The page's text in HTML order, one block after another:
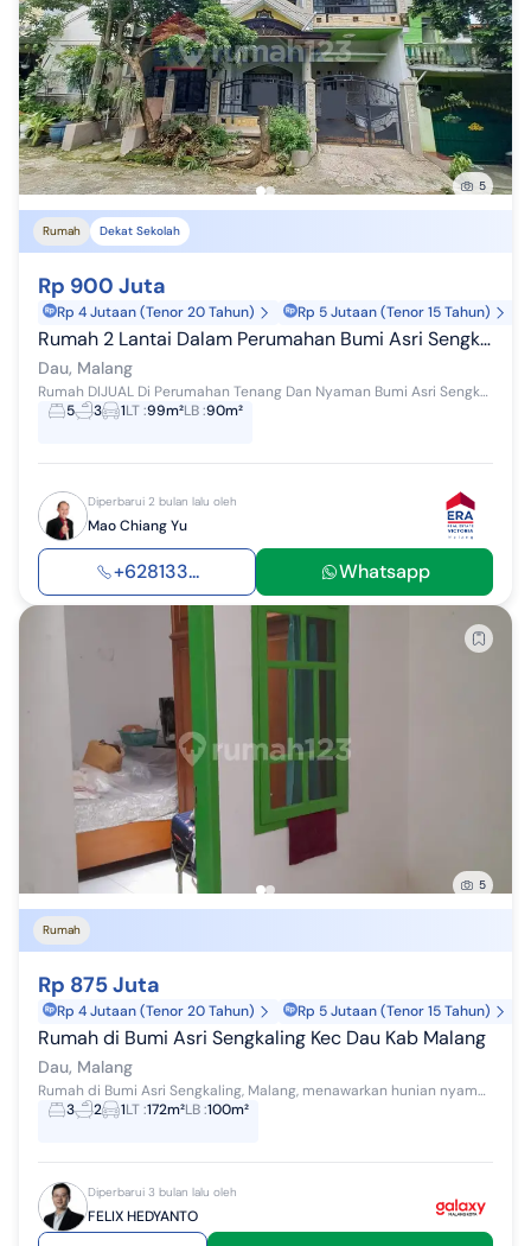
5
Rumah Dekat Sekolah
Rp 900 Juta
Rp 4 Jutaan (Tenor 20 Tahun) Rp 5 Jutaan (Tenor 15 Tahun)
Rumah 2 Lantai Dalam Perumahan Bumi Asri Sengkaling, Dekat Kampus Umm, Cocok Untuk Kost-kostan.
Dau, Malang
Rumah DIJUAL Di Perumahan Tenang Dan Nyaman Bumi Asri Sengkaling. Lokasi Dekat Jatim Park 3 Dan UMM Kampus 3 Tegal Gondo. Cocok Untuk Rumah Kos Kos...
5
3 1LT:99m²LB:90m²
Diperbarui 2 bulan lalu oleh
Mao Chiang Yu
+628133... Whatsapp
5
Rumah
Rp 875 Juta
Rp 4 Jutaan (Tenor 20 Tahun) Rp 5 Jutaan (Tenor 15 Tahun)
Rumah di Bumi Asri Sengkaling Kec Dau Kab Malang
Dau, Malang
Rumah di Bumi Asri Sengkaling, Malang, menawarkan hunian nyaman dengan lokasi strategis. Rumah ini cocok bagi Anda yang mencari tempat tinggal siap...
3
2 1LT:172m²LB:100m²
Diperbarui 3 bulan lalu oleh
FELIX HEDYANTO